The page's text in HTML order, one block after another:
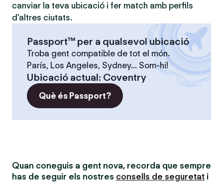
canviar la teva ubicació i fer match amb perfils
d'altres ciutats.
Passport™ per a qualsevol ubicació
Troba gent compatible de tot el món.
París, Los Angeles, Sydney... Som-hi!
Ubicació actual: Coventry
Què és Passport?
Quan coneguis a gent nova, recorda que sempre
has de seguir els nostres consells de seguretat i